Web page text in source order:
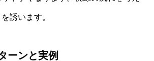
誘います。
ーンと実例